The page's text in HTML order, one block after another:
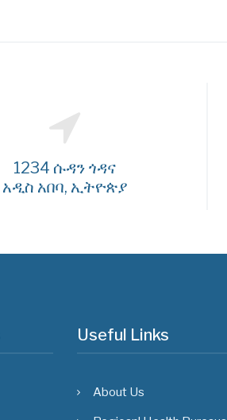
1234 ሱዳን ጎዳና
አዲስ አበባ, ኢትዮጵያ
Useful Links
About Us